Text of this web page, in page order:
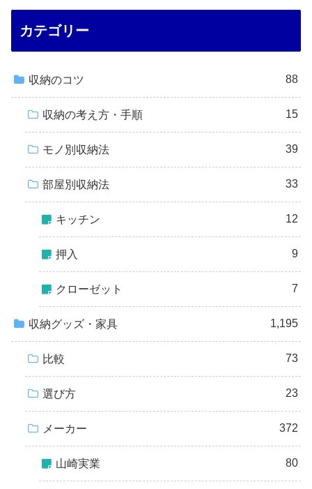
カテゴリー
収納のコツ 88
収納の考え方・手順 15
モノ別収納法 39
部屋別収納法 33
キッチン 12
押入 9
クローゼット 7
収納グッズ・家具 1,195
比較 73
選び方 23
メーカー 372
山崎実業 80